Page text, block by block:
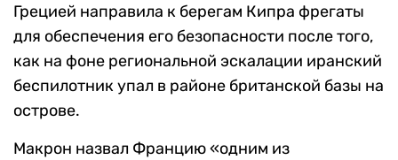
Грецией направила к берегам Кипра фрегаты
для обеспечения его безопасности после того,
как на фоне региональной эскалации иранский
беспилотник упал в районе британской базы на
острове.
Макрон назвал Францию «одним из